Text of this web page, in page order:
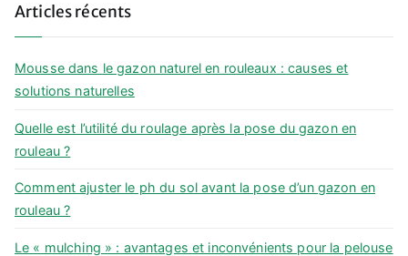
c
Articles récents
Mousse dans le gazon naturel en rouleaux : causes et
solutions naturelles
Quelle est l’utilité du roulage après la pose du gazon en
rouleau ?
Comment ajuster le ph du sol avant la pose d’un gazon en
rouleau ?
Le « mulching » : avantages et inconvénients pour la pelouse